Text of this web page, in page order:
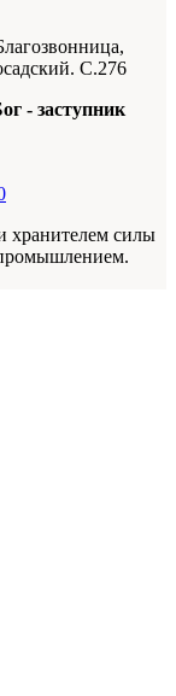
С.276
- заступник
хранителем силы